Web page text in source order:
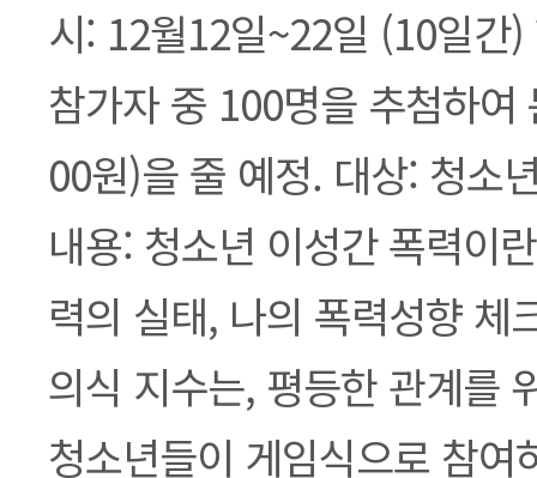
시: 12월12일~22일 (10일간
참가자 중 100명을 추첨하여
00원)을 줄 예정. 대상: 청소
내용: 청소년 이성간 폭력이
력의 실태, 나의 폭력성향 체
의식 지수는, 평등한 관계를
청소년들이 게임식으로 참여